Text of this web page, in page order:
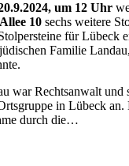
um 12 Uhr
10 sechs weitere
für Lübeck
Familie
war Rechtsanwalt und
in Lübeck an.
durch die…